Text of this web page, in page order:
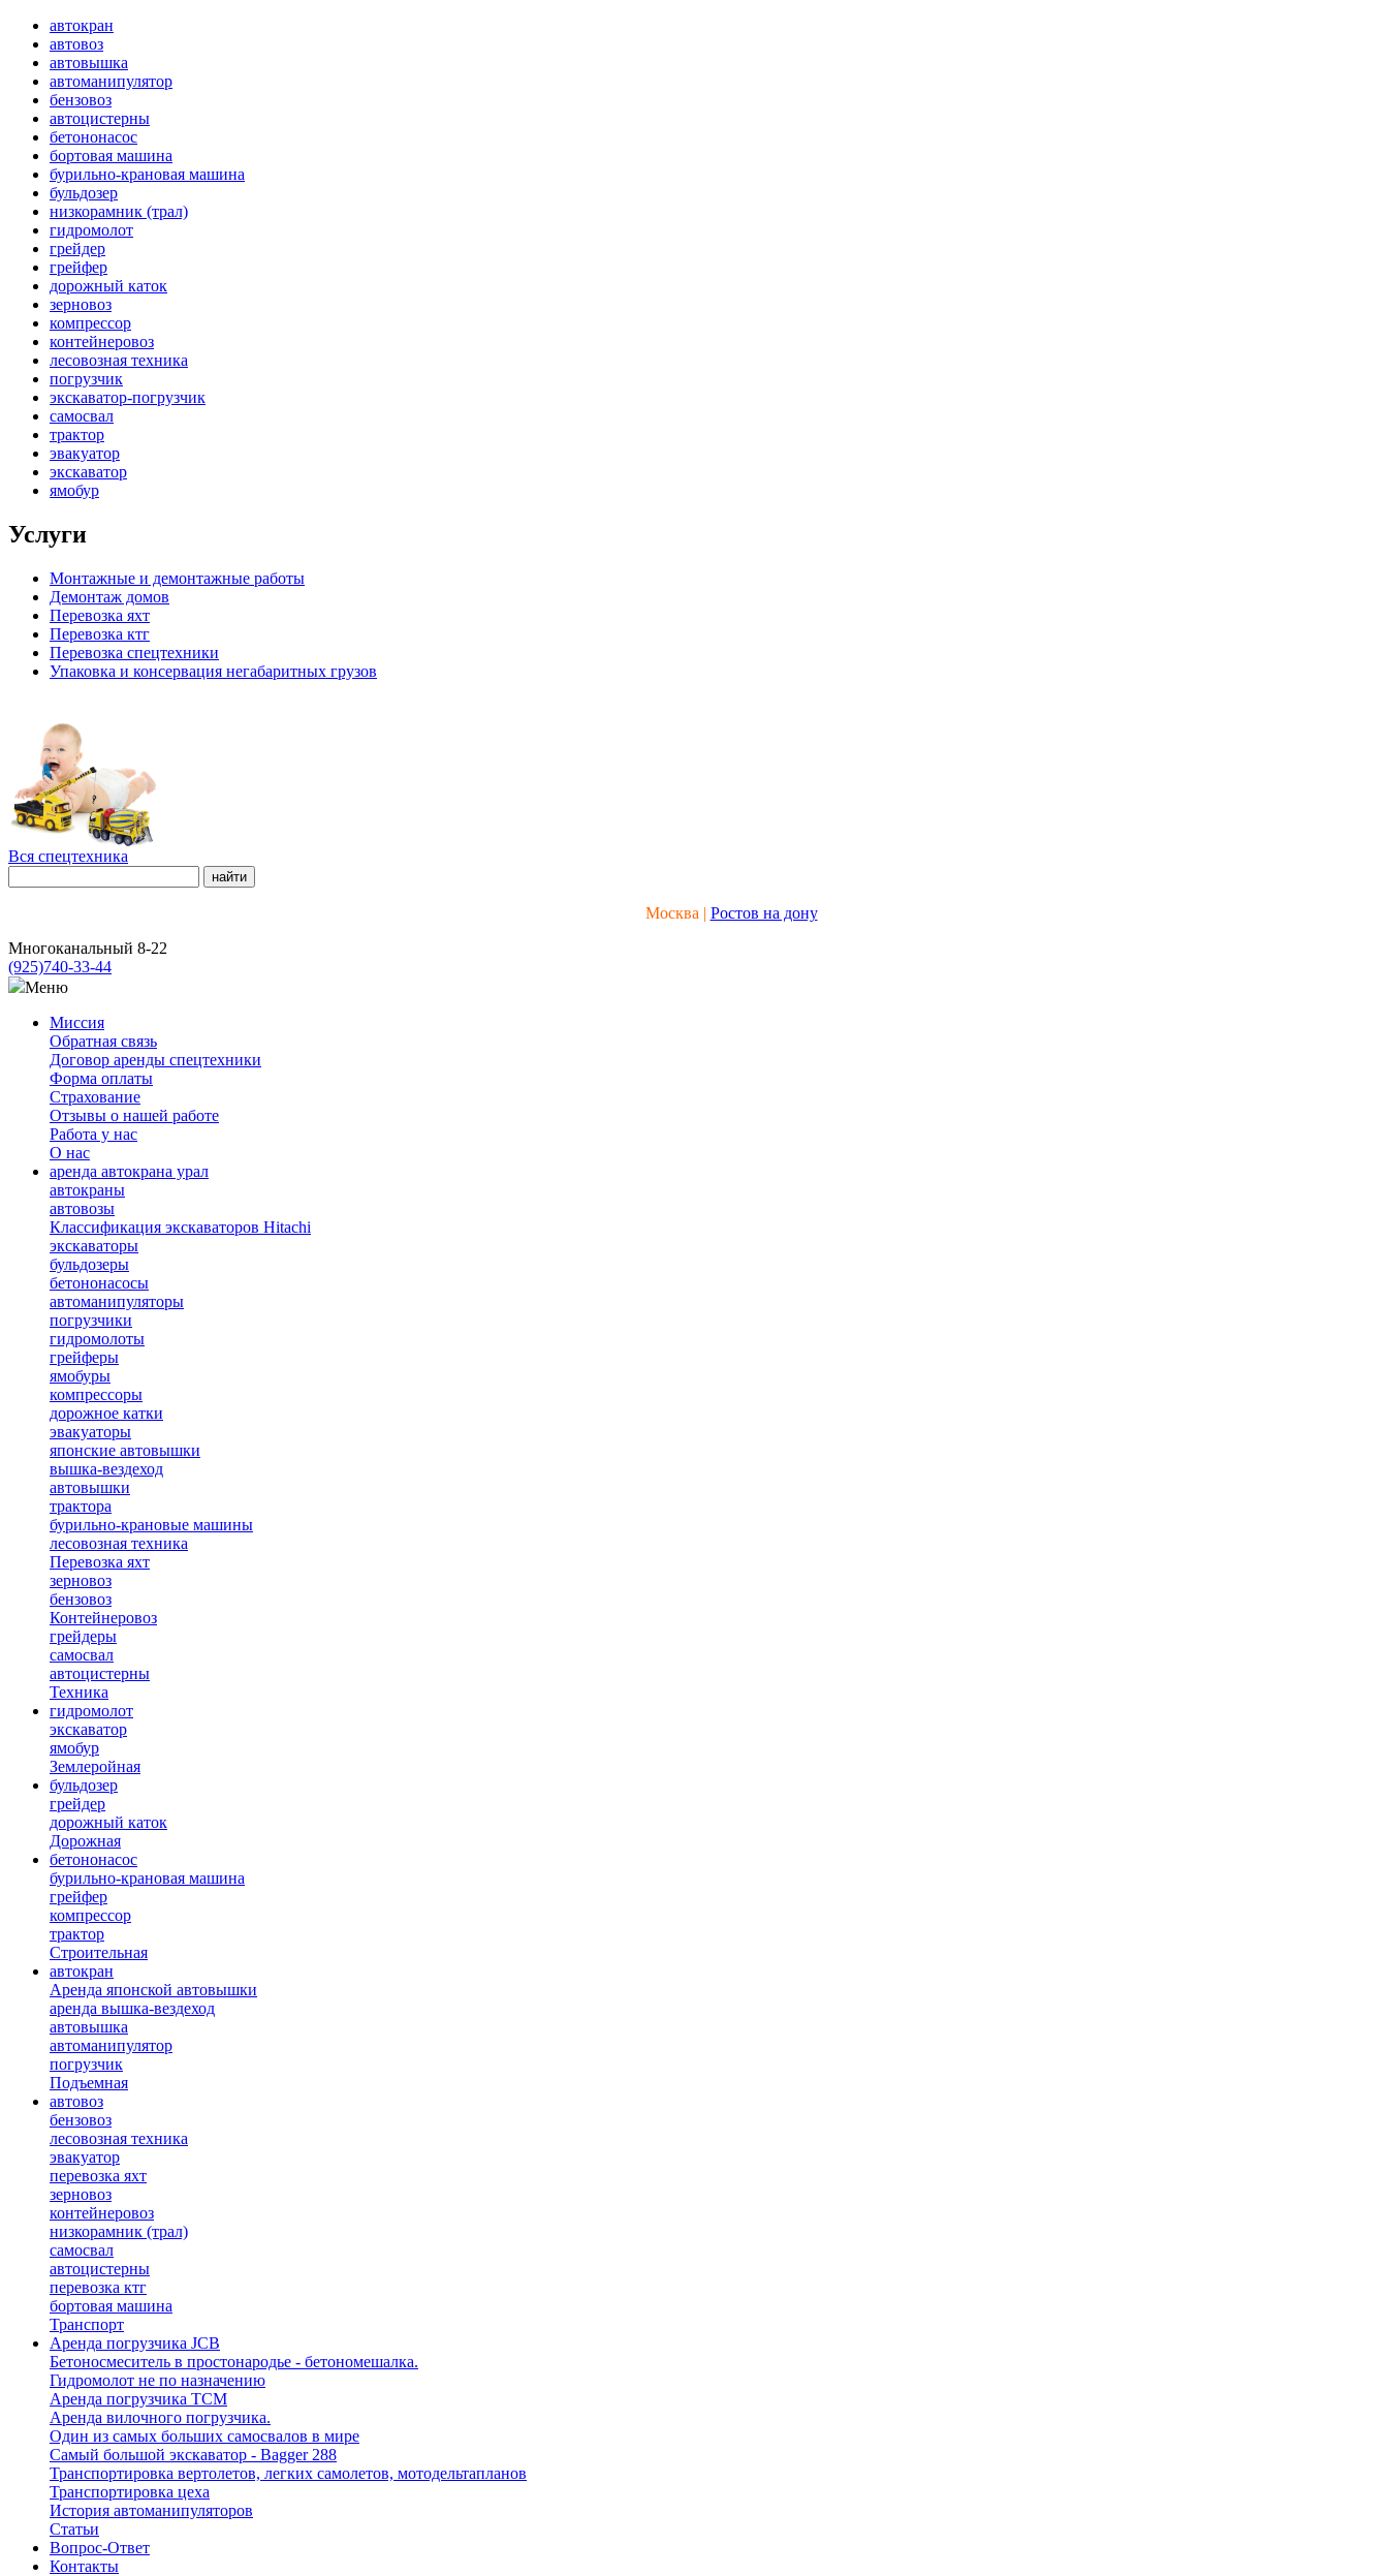
автокран
автовоз
автовышка
автоманипулятор
бензовоз
автоцистерны
бетононасос
бортовая машина
бурильно-крановая машина
бульдозер
низкорамник (трал)
гидромолот
грейдер
грейфер
дорожный каток
зерновоз
компрессор
контейнеровоз
лесовозная техника
погрузчик
экскаватор-погрузчик
самосвал
трактор
эвакуатор
экскаватор
ямобур
Услуги
Монтажные и демонтажные работы
Демонтаж домов
Перевозка яхт
Перевозка ктг
Перевозка спецтехники
Упаковка и консервация негабаритных грузов
Вся спецтехника
Москва | Ростов на дону
Многоканальный 8-22
(925)740-33-44
Меню
Миссия
Обратная связь
Договор аренды спецтехники
Форма оплаты
Страхование
Отзывы о нашей работе
Работа у нас
О нас
аренда автокрана урал
автокраны
автовозы
Классификация экскаваторов Hitachi
экскаваторы
бульдозеры
бетононасосы
автоманипуляторы
погрузчики
гидромолоты
грейферы
ямобуры
компрессоры
дорожное катки
эвакуаторы
японские автовышки
вышка-вездеход
автовышки
трактора
бурильно-крановые машины
лесовозная техника
Перевозка яхт
зерновоз
бензовоз
Контейнеровоз
грейдеры
самосвал
автоцистерны
Техника
гидромолот
экскаватор
ямобур
Землеройная
бульдозер
грейдер
дорожный каток
Дорожная
бетононасос
бурильно-крановая машина
грейфер
компрессор
трактор
Строительная
автокран
Аренда японской автовышки
аренда вышка-вездеход
автовышка
автоманипулятор
погрузчик
Подъемная
автовоз
бензовоз
лесовозная техника
эвакуатор
перевозка яхт
зерновоз
контейнеровоз
низкорамник (трал)
самосвал
автоцистерны
перевозка ктг
бортовая машина
Транспорт
Аренда погрузчика JCB
Бетоносмеситель в простонародье - бетономешалка.
Гидромолот не по назначению
Аренда погрузчика TCM
Аренда вилочного погрузчика.
Один из самых больших самосвалов в мире
Самый большой экскаватор - Bagger 288
Транспортировка вертолетов, легких самолетов, мотодельтапланов
Транспортировка цеха
История автоманипуляторов
Статьи
Вопрос-Ответ
Контакты